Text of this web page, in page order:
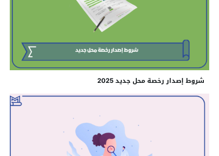
شروط إصدار رخصة محل جديد 2025